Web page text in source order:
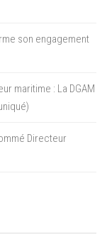
son engagement
maritime : La DGAM
Directeur